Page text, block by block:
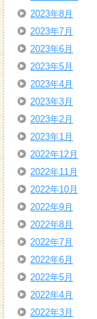
2023年8月
2023年7月
2023年6月
2023年5月
2023年4月
2023年3月
2023年2月
2023年1月
2022年12月
2022年11月
2022年10月
2022年9月
2022年8月
2022年7月
2022年6月
2022年5月
2022年4月
2022年3月